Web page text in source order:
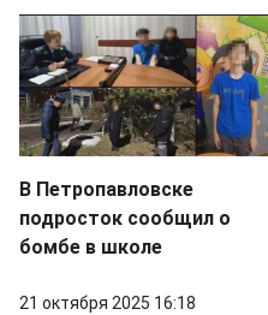
В Петропавловске
подросток сообщил о
бомбе в школе
21 октября 2025 16:18